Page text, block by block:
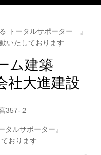
トータルサポーター 』
いたしております
ム建築
社大進建設
357-２
タルサポーター』
おります